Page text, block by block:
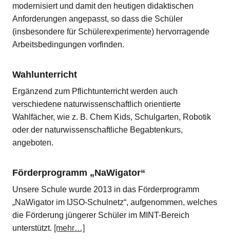
modernisiert und damit den heutigen didaktischen
Anforderungen angepasst, so dass die Schüler
(insbesondere für Schülerexperimente) hervorragende
Arbeitsbedingungen vorfinden.
Wahlunterricht
Ergänzend zum Pflichtunterricht werden auch
verschiedene naturwissenschaftlich orientierte
Wahlfächer, wie z. B. Chem Kids, Schulgarten, Robotik
oder der naturwissenschaftliche Begabtenkurs,
angeboten.
Förderprogramm „NaWigator“
Unsere Schule wurde 2013 in das Förderprogramm
„NaWigator im IJSO-Schulnetz“, aufgenommen, welches
die Förderung jüngerer Schüler im MINT-Bereich
unterstützt. [mehr…]